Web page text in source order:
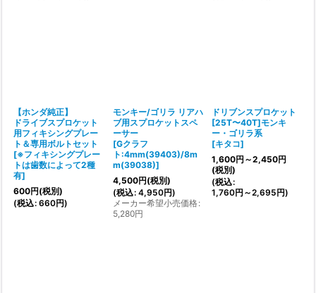
【ホンダ純正】
ドライブスプロケット
用フィキシングプレー
ト＆専用ボルトセット
[※フィキシングプレー
トは歯数によって2種
有]
600円(税別)
(税込: 660円)
モンキー/ゴリラ リアハ
ブ用スプロケットスペ
ーサー
[Gクラフ
ト:4mm(39403)/8m
m(39038)]
4,500円(税別)
(税込: 4,950円)
メーカー希望小売価格:
5,280円
ドリブンスプロケット
[25T〜40T]モンキ
ー・ゴリラ系
[キタコ]
1,600円 ～2,450円
(税別)
(税込:
1,760円 ～2,695円)